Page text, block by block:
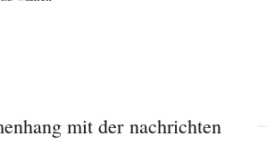
mit der nachrichten